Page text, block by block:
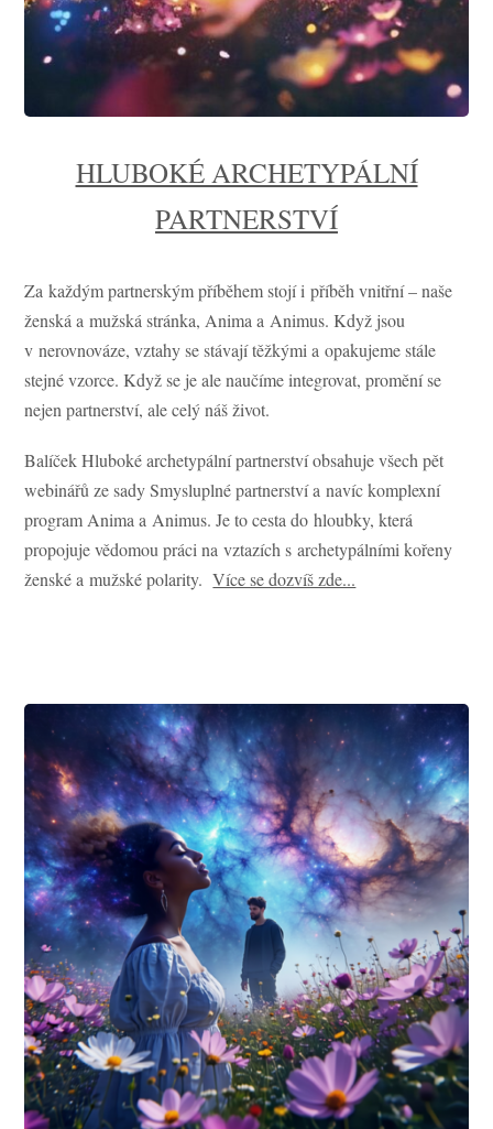
HLUBOKÉ ARCHETYPÁLNÍ
PARTNERSTVÍ
Za každým partnerským příběhem stojí i příběh vnitřní – naše
ženská a mužská stránka, Anima a Animus. Když jsou
v nerovnováze, vztahy se stávají těžkými a opakujeme stále
stejné vzorce. Když se je ale naučíme integrovat, promění se
nejen partnerství, ale celý náš život.
Balíček Hluboké archetypální partnerství obsahuje všech pět
webinářů ze sady Smysluplné partnerství a navíc komplexní
program Anima a Animus. Je to cesta do hloubky, která
propojuje vědomou práci na vztazích s archetypálními kořeny
ženské a mužské polarity.Více se dozvíš zde...